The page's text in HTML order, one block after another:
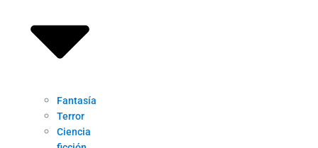
Fantasía
Terror
Ciencia